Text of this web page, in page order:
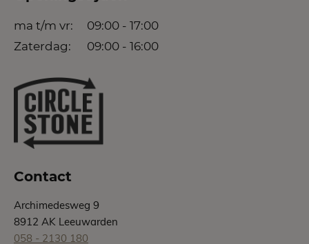
ma t/m vr:
09:00 - 17:00
Zaterdag:
09:00 - 16:00
Contact
Archimedesweg 9
8912 AK Leeuwarden
058 - 2130 180